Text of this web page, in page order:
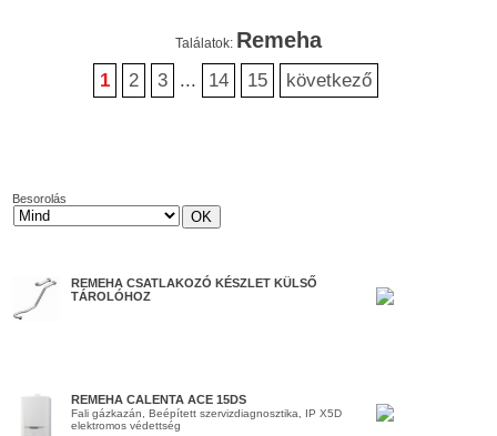
Találatok: Remeha
1 2 3 ... 14 15 következő
Besorolás
REMEHA CSATLAKOZÓ KÉSZLET KÜLSŐ
TÁROLÓHOZ
REMEHA CALENTA ACE 15DS
Fali gázkazán, Beépített szervizdiagnosztika, IP X5D
elektromos védettség